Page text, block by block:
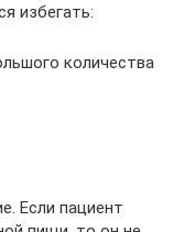
избегать:
количества
Если пациент